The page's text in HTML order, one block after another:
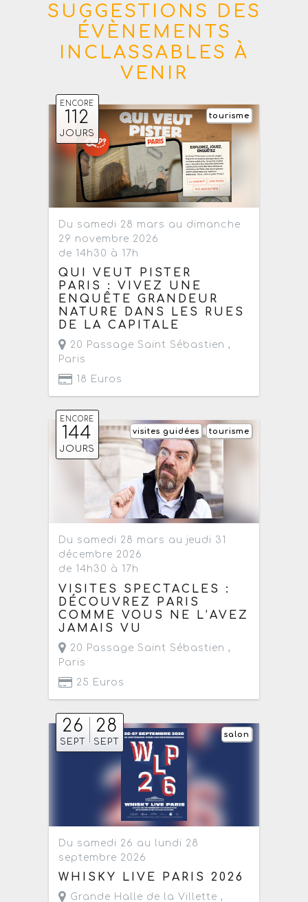
SUGGESTIONS DES
ÉVÈNEMENTS
INCLASSABLES À
VENIR
ENCORE
112
JOURS
tourisme
Du samedi 28 mars au dimanche
29 novembre 2026
de 14h30 à 17h
QUI VEUT PISTER
PARIS : VIVEZ UNE
ENQUÊTE GRANDEUR
NATURE DANS LES RUES
DE LA CAPITALE
20 Passage Saint Sébastien ,
Paris
18 Euros
ENCORE
144
JOURS
tourisme
visites guidées
Du samedi 28 mars au jeudi 31
décembre 2026
de 14h30 à 17h
VISITES SPECTACLES :
DÉCOUVREZ PARIS
COMME VOUS NE L’AVEZ
JAMAIS VU
20 Passage Saint Sébastien ,
Paris
25 Euros
26
SEPT
28
SEPT
salon
Du samedi 26 au lundi 28
septembre 2026
WHISKY LIVE PARIS 2026
Grande Halle de la Villette ,